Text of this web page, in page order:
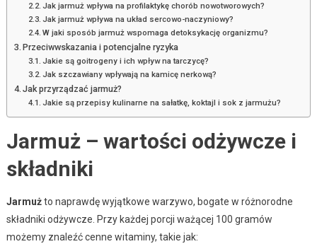
Jak jarmuż wpływa na profilaktykę chorób nowotworowych?
Jak jarmuż wpływa na układ sercowo-naczyniowy?
W jaki sposób jarmuż wspomaga detoksykację organizmu?
Przeciwwskazania i potencjalne ryzyka
Jakie są goitrogeny i ich wpływ na tarczycę?
Jak szczawiany wpływają na kamicę nerkową?
Jak przyrządzać jarmuż?
Jakie są przepisy kulinarne na sałatkę, koktajl i sok z jarmużu?
Jarmuż – wartości odżywcze i
składniki
Jarmużto naprawdę wyjątkowe warzywo, bogate w różnorodne
składniki odżywcze. Przy każdej porcji ważącej 100 gramów
możemy znaleźć cenne witaminy, takie jak: